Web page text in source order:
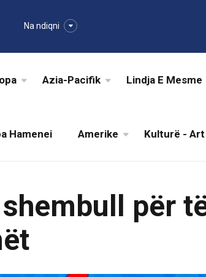
Na ndiqni
Azia-Pacifik Lindja E Mesme
Hamenei Amerike Kulturë - Art
për